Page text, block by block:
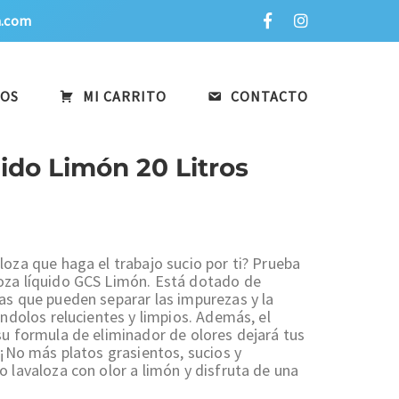
MI CARRITO CONTACTO
Limón 20 Litros
que haga el trabajo sucio por ti? Prueba
líquido GCS Limón. Está dotado de
que pueden separar las impurezas y la
relucientes y limpios. Además, el
formula de eliminador de olores dejará tus
más platos grasientos, sucios y
lavaloza con olor a limón y disfruta de una